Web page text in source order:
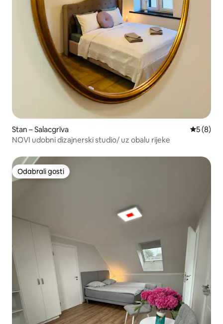
Stan – Salacgrīva
5 (8)
NOVI udobni dizajnerski studio/ uz obalu rijeke
Odabrali gosti
Odabrali gosti